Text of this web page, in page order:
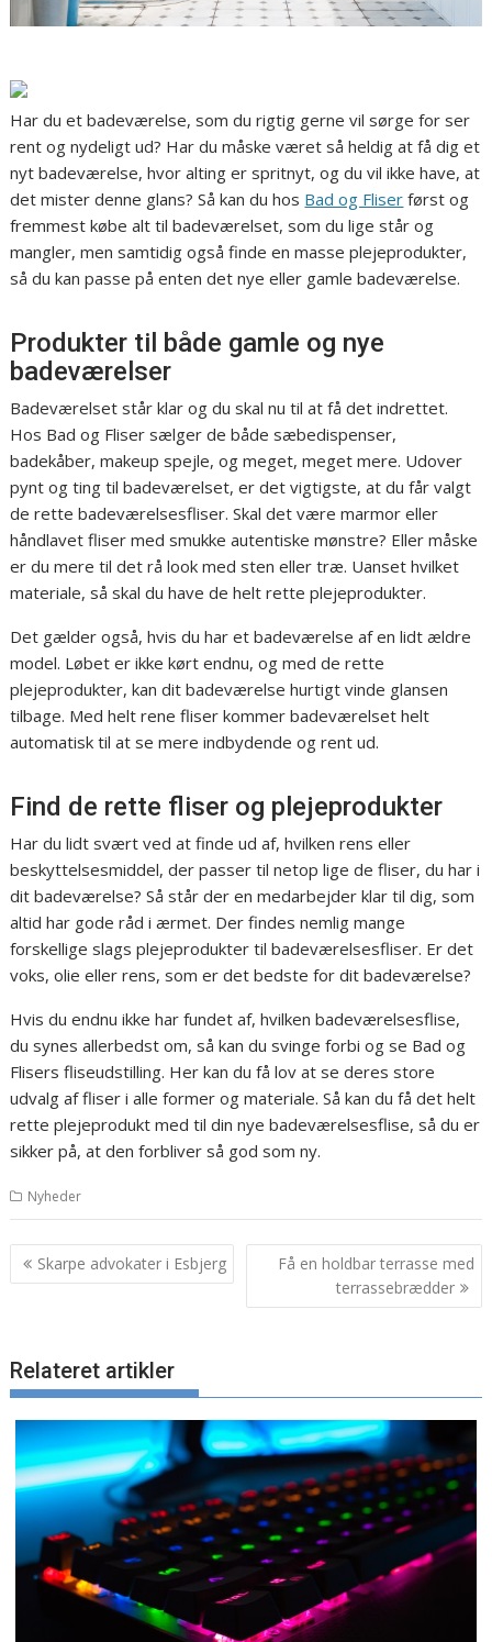
Har du et badeværelse, som du rigtig gerne vil sørge for ser
rent og nydeligt ud? Har du måske været så heldig at få dig et
nyt badeværelse, hvor alting er spritnyt, og du vil ikke have, at
det mister denne glans? Så kan du hos Bad og Fliser først og
fremmest købe alt til badeværelset, som du lige står og
mangler, men samtidig også finde en masse plejeprodukter,
så du kan passe på enten det nye eller gamle badeværelse.
Produkter til både gamle og nye
badeværelser
Badeværelset står klar og du skal nu til at få det indrettet.
Hos Bad og Fliser sælger de både sæbedispenser,
badekåber, makeup spejle, og meget, meget mere. Udover
pynt og ting til badeværelset, er det vigtigste, at du får valgt
de rette badeværelsesfliser. Skal det være marmor eller
håndlavet fliser med smukke autentiske mønstre? Eller måske
er du mere til det rå look med sten eller træ. Uanset hvilket
materiale, så skal du have de helt rette plejeprodukter.
Det gælder også, hvis du har et badeværelse af en lidt ældre
model. Løbet er ikke kørt endnu, og med de rette
plejeprodukter, kan dit badeværelse hurtigt vinde glansen
tilbage. Med helt rene fliser kommer badeværelset helt
automatisk til at se mere indbydende og rent ud.
Find de rette fliser og plejeprodukter
Har du lidt svært ved at finde ud af, hvilken rens eller
beskyttelsesmiddel, der passer til netop lige de fliser, du har i
dit badeværelse? Så står der en medarbejder klar til dig, som
altid har gode råd i ærmet. Der findes nemlig mange
forskellige slags plejeprodukter til badeværelsesfliser. Er det
voks, olie eller rens, som er det bedste for dit badeværelse?
Hvis du endnu ikke har fundet af, hvilken badeværelsesflise,
du synes allerbedst om, så kan du svinge forbi og se Bad og
Flisers fliseudstilling. Her kan du få lov at se deres store
udvalg af fliser i alle former og materiale. Så kan du få det helt
rette plejeprodukt med til din nye badeværelsesflise, så du er
sikker på, at den forbliver så god som ny.
Nyheder
Indlægsnavigation
Skarpe advokater i Esbjerg
Få en holdbar terrasse med
terrassebrædder
Relateret artikler